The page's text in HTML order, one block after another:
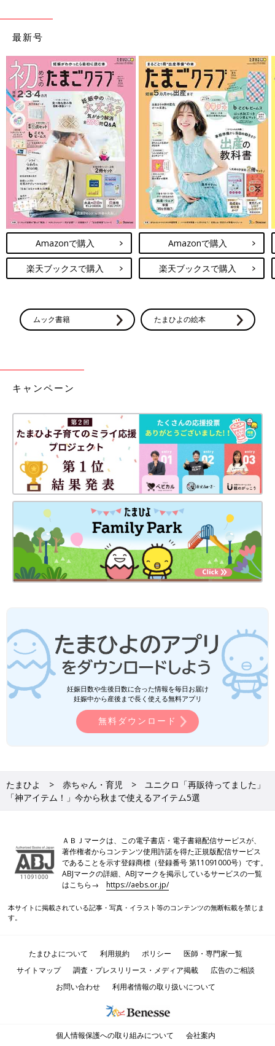
最新号
Amazonで購入
楽天ブックスで購入
Amazonで購入
楽天ブックスで購入
ムック書籍 たまひよの絵本
キャンペーン
妊娠日数や生後日数に合った情報を毎日お届け
妊娠中から産後まで長く使える無料アプリ
無料ダウンロード
たまひよ 赤ちゃん・育児
ユニクロ「再販待ってました」
「神アイテム！」今から秋まで使えるアイテム5選
ＡＢＪマークは、この電子書店・電子書籍配信サービスが、
著作権者からコンテンツ使用許諾を得た正規版配信サービス
であることを示す登録商標（登録番号 第11091000号）です。
ABJマークの詳細、ABJマークを掲示しているサービスの一覧
はこちら→https://aebs.or.jp/
本サイトに掲載されている記事・写真・イラスト等のコンテンツの無断転載を禁じま
す。
たまひよについて 利用規約 ポリシー
医師・専門家一覧
サイトマップ
調査・プレスリリース・メディア掲載
広告のご相談
お問い合わせ
利用者情報の取り扱いについて
個人情報保護への取り組みについて 会社案内